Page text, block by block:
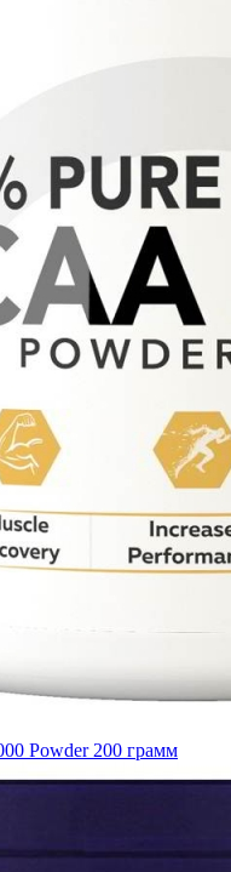
Powder 200 грамм